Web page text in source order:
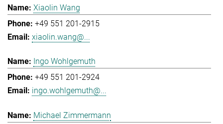
Xiaolin Wang
+49 551 201-2915
xiaolin.wang@...
Ingo Wohlgemuth
+49 551 201-2924
ingo.wohlgemuth@...
Michael Zimmermann